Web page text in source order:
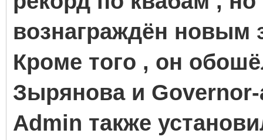
вознаграждён новым
Кроме того , он
Зырянова и Governor-
Admin также